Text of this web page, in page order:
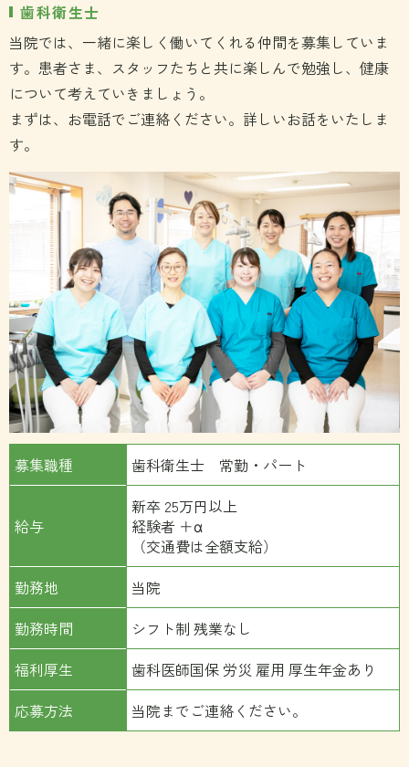
歯科衛生士
当院では、一緒に楽しく働いてくれる仲間を募集していま
す。患者さま、スタッフたちと共に楽しんで勉強し、健康
について考えていきましょう。
まずは、お電話でご連絡ください。詳しいお話をいたしま
す。
募集職種 歯科衛生士 常勤・パート
給与
新卒 25万円以上
経験者 ＋α
（交通費は全額支給）
勤務地
当院
勤務時間
シフト制 残業なし
福利厚生
歯科医師国保 労災 雇用 厚生年金あり
応募方法
当院までご連絡ください。